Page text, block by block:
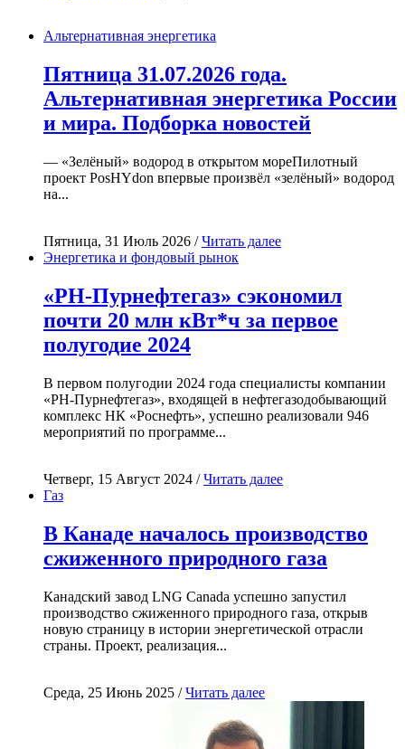
Альтернативная энергетика
Пятница 31.07.2026 года.
Альтернативная энергетика России
и мира. Подборка новостей
— «Зелёный» водород в открытом мореПилотный
проект PosHYdon впервые произвёл «зелёный» водород
на...
Пятница, 31 Июль 2026 /Читать далее
Энергетика и фондовый рынок
«РН-Пурнефтегаз» сэкономил
почти 20 млн кВт*ч за первое
полугодие 2024
В первом полугодии 2024 года специалисты компании
«РН-Пурнефтегаз», входящей в нефтегазодобывающий
комплекс НК «Роснефть», успешно реализовали 946
мероприятий по программе...
Четверг, 15 Август 2024 /Читать далее
Газ
В Канаде началось производство
сжиженного природного газа
Канадский завод LNG Canada успешно запустил
производство сжиженного природного газа, открыв
новую страницу в истории энергетической отрасли
страны. Проект, реализация...
Среда, 25 Июнь 2025 /Читать далее